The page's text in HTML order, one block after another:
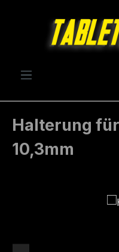
Halterung
10,3mm
Bildergalerie